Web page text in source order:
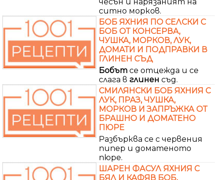
ситно морков.
БОБ ЯХНИЯ ПО СЕЛСКИ С
БОБ ОТ КОНСЕРВА,
ЧУШКА, МОРКОВ, ЛУК,
ДОМАТИ И ПОДПРАВКИ В
ГЛИНЕН СЪД
Бобът се отцежда и се
слага в глинен съд.
СМИЛЯНСКИ БОБ ЯХНИЯ С
ЛУК, ПРАЗ, ЧУШКА,
МОРКОВ И ЗАПРЪЖКА ОТ
БРАШНО И ДОМАТЕНО
ПЮРЕ
Разбърква се с червения
пипер и доматеното
пюре.
ШАРЕН ФАСУЛ ЯХНИЯ С
БЯЛ И КАФЯВ БОБ,